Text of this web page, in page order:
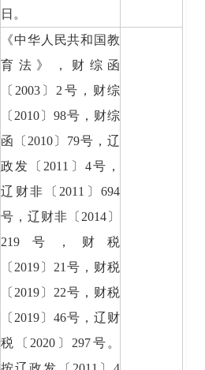
日。
《中华人民共和国教
育法》，财综函
〔2003〕2号，财综
〔2010〕98号，财综
函〔2010〕79号，辽
政发〔2011〕4号，
辽财非〔2011〕694
号，辽财非〔2014〕
219号，财税
〔2019〕21号，财税
〔2019〕22号，财税
〔2019〕46号，辽财
税〔2020〕297号。